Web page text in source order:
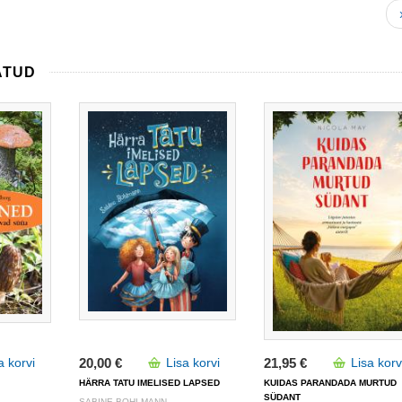
korvi Lisa korvi
20,00 €
HÄRRA TATU IMELISED LAPSED
Lisa
21,95 €
KUIDAS PARANDADA MURTUD
SÜDANT